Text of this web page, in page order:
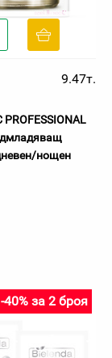
9.47т.
PROFESSIONAL
нощен
-40% за 2 броя